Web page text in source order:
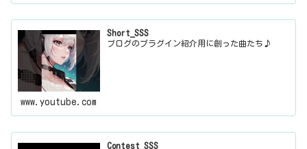
Short_SSS
ブログのプラグイン紹介用に創った曲たち♪
www.youtube.com
Contest_SSS